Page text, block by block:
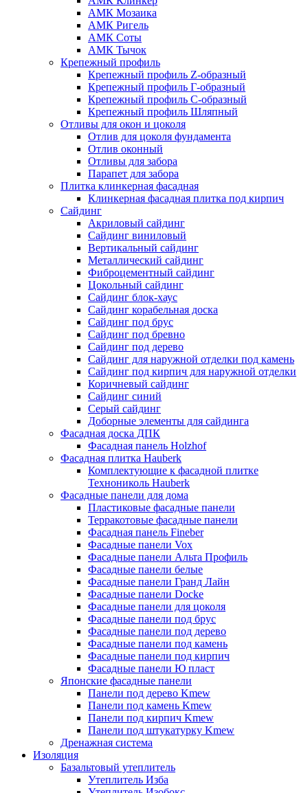
АМК Мозаика
АМК Ригель
АМК Соты
АМК Тычок
Крепежный профиль
Крепежный профиль Z-образный
Крепежный профиль Г-образный
Крепежный профиль С-образный
Крепежный профиль Шляпный
Отливы для окон и цоколя
Отлив для цоколя фундамента
Отлив оконный
Отливы для забора
Парапет для забора
Плитка клинкерная фасадная
Клинкерная фасадная плитка под кирпич
Сайдинг
Акриловый сайдинг
Сайдинг виниловый
Вертикальный сайдинг
Металлический сайдинг
Фиброцементный сайдинг
Цокольный сайдинг
Сайдинг блок-хаус
Сайдинг корабельная доска
Сайдинг под брус
Сайдинг под бревно
Сайдинг под дерево
Сайдинг для наружной отделки под камень
Сайдинг под кирпич для наружной отделки
Коричневый сайдинг
Сайдинг синий
Серый сайдинг
Доборные элементы для сайдинга
Фасадная доска ДПК
Фасадная панель Holzhof
Фасадная плитка Hauberk
Комплектующие к фасадной плитке
Технониколь Hauberk
Фасадные панели для дома
Пластиковые фасадные панели
Терракотовые фасадные панели
Фасадная панель Fineber
Фасадные панели Vox
Фасадные панели Альта Профиль
Фасадные панели белые
Фасадные панели Гранд Лайн
Фасадные панели Docke
Фасадные панели для цоколя
Фасадные панели под брус
Фасадные панели под дерево
Фасадные панели под камень
Фасадные панели под кирпич
Фасадные панели Ю пласт
Японские фасадные панели
Панели под дерево Kmew
Панели под камень Kmew
Панели под кирпич Kmew
Панели под штукатурку Kmew
Дренажная система
Изоляция
Базальтовый утеплитель
Утеплитель Изба